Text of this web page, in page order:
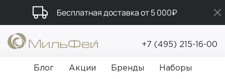
Бесплатная доставка от 5 000₽
Промокод ПРИВЕТ
Подарки в каждый заказ от 5 000₽
+7 (495) 215-16-00
Блог Акции Бренды
Наборы